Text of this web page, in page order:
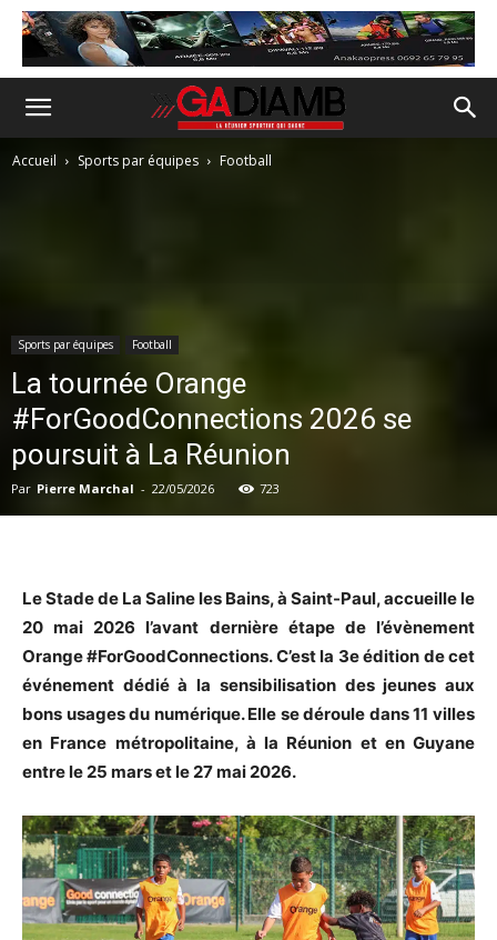
Accueil Sports par équipes Football
Sports par équipes Football
La tournée Orange
#ForGoodConnections 2026 se
poursuit à La Réunion
Par Pierre Marchal - 22/05/2026 723
Le Stade de La Saline les Bains, à Saint-Paul, accueille le
20 mai 2026 l’avant dernière étape de l’évènement
Orange #ForGoodConnections. C’est la 3e édition de cet
événement dédié à la sensibilisation des jeunes aux
bons usages du numérique. Elle se déroule dans 11 villes
en France métropolitaine, à la Réunion et en Guyane
entre le 25 mars et le 27 mai 2026.